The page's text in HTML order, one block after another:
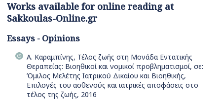
Works available for online reading at
Sakkoulas-Online.gr
Essays - Opinions
Α. Καραμπίνης, Τέλος ζωής στη Μονάδα Εντατικής
Θεραπείας: Βιοηθικοί και νομικοί προβληματισμοί, σε:
Όμιλος Μελέτης Ιατρικού Δικαίου και Βιοηθικής,
Επιλογές του ασθενούς και ιατρικές αποφάσεις στο
τέλος της ζωής, 2016